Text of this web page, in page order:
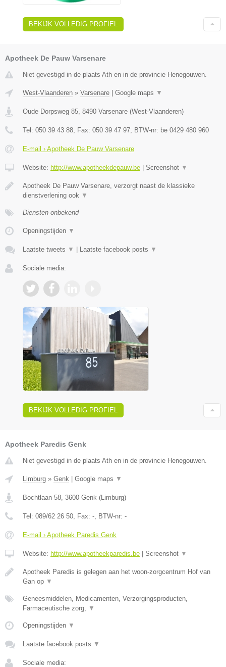
BEKIJK VOLLEDIG PROFIEL
Apotheek De Pauw Varsenare
Niet gevestigd in de plaats Ath en in de provincie Henegouwen.
West-Vlaanderen » Varsenare Google maps ▼
Oude Dorpsweg 85 8490 Varsenare (West-Vlaanderen)
Tel: 050 39 43 88 , Fax: 050 39 47 97 , BTW-nr: be 0429 480 960
E-mail › Apotheek De Pauw Varsenare
Website: http://www.apotheekdepauw.be Screenshot ▼
Apotheek De Pauw Varsenare, verzorgt naast de klassieke
dienstverlening ook ▼
Diensten onbekend
Openingstijden ▼
Laatste tweets ▼ Laatste facebook posts ▼
Sociale media:
BEKIJK VOLLEDIG PROFIEL
Apotheek Paredis Genk
Niet gevestigd in de plaats Ath en in de provincie Henegouwen.
Limburg » Genk | Google maps ▼
Bochtlaan 58 3600 Genk (Limburg)
Tel: 089/62 26 50 , Fax: - , BTW-nr: -
E-mail › Apotheek Paredis Genk
Website: http://www.apotheekparedis.be | Screenshot ▼
Apotheek Paredis is gelegen aan het woon-zorgcentrum Hof van
Gan op ▼
Geneesmiddelen, Medicamenten, Verzorgingsproducten,
Farmaceutische zorg,
▼
Openingstijden ▼
Laatste facebook posts ▼
Sociale media: